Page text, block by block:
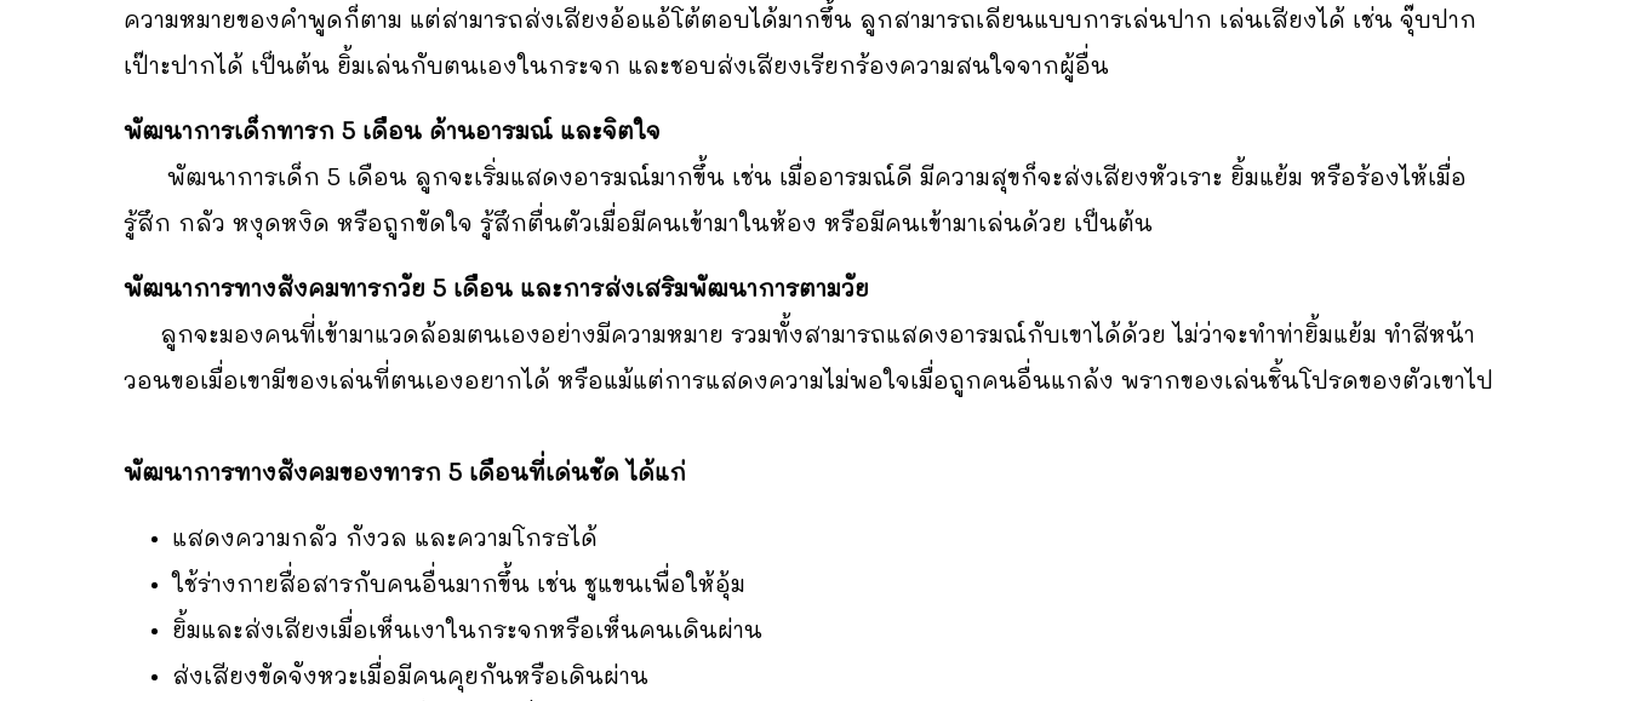
ความหมายของคำพูดก็ตาม แต่สามารถส่งเสียงอ้อแอ้โต้ตอบได้มากขึ้น ลูกสามารถเลียนแบบการเล่นปาก เล่นเสียงได้ เช่น จุ๊บปาก
เป๊าะปากได้ เป็นต้น ยิ้มเล่นกับตนเองในกระจก และชอบส่งเสียงเรียกร้องความสนใจจากผู้อื่น
พัฒนาการเด็กทารก 5 เดือน ด้านอารมณ์ และจิตใจ
พัฒนาการเด็ก 5 เดือน ลูกจะเริ่มแสดงอารมณ์มากขึ้น เช่น เมื่ออารมณ์ดี มีความสุขก็จะส่งเสียงหัวเราะ ยิ้มแย้ม หรือร้องไห้เมื่อ
รู้สึก กลัว หงุดหงิด หรือถูกขัดใจ รู้สึกตื่นตัวเมื่อมีคนเข้ามาในห้อง หรือมีคนเข้ามาเล่นด้วย เป็นต้น
พัฒนาการทางสังคมทารกวัย 5 เดือน และการส่งเสริมพัฒนาการตามวัย
ลูกจะมองคนที่เข้ามาแวดล้อมตนเองอย่างมีความหมาย รวมทั้งสามารถแสดงอารมณ์กับเขาได้ด้วย ไม่ว่าจะทำท่ายิ้มแย้ม ทำสีหน้า
วอนขอเมื่อเขามีของเล่นที่ตนเองอยากได้ หรือแม้แต่การแสดงความไม่พอใจเมื่อถูกคนอื่นแกล้ง พรากของเล่นชิ้นโปรดของตัวเขาไป
พัฒนาการทางสังคมของทารก 5 เดือนที่เด่นชัด ได้แก่
แสดงความกลัว กังวล และความโกรธได้
ใช้ร่างกายสื่อสารกับคนอื่นมากขึ้น เช่น ชูแขนเพื่อให้อุ้ม
ยิ้มและส่งเสียงเมื่อเห็นเงาในกระจกหรือเห็นคนเดินผ่าน
ส่งเสียงขัดจังหวะเมื่อมีคนคุยกันหรือเดินผ่าน